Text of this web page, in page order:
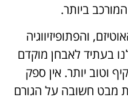
ביותר.
והפתופיזיווגיה
בעתיד לאבחן מוקדם
וטוב יותר. אין ספק
מבט חשובה על הגורם